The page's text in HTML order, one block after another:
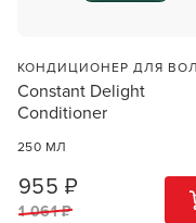
КОНДИЦИОНЕР ДЛЯ
Constant Delight
Conditioner
250 МЛ
955 ₽
1 061 ₽